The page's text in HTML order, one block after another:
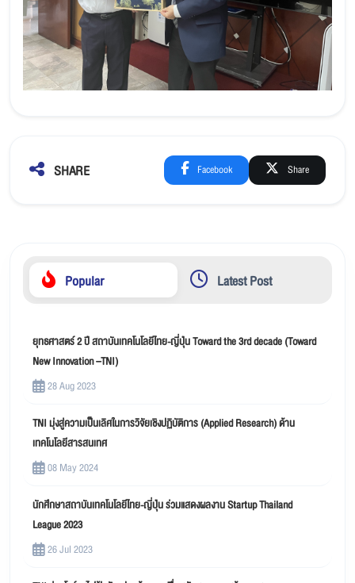
SHARE Facebook Share
Popular Latest Post
ยุทธศาสตร์ 2 ปี สถาบันเทคโนโลยีไทย-ญี่ปุ่น Toward the 3rd decade (Toward
New Innovation –TNI)
28 Aug 2023
TNI มุ่งสู่ความเป็นเลิศในการวิจัยเชิงปฏิบัติการ (Applied Research) ด้าน
เทคโนโลยีสารสนเทศ
08 May 2024
นักศึกษาสถาบันเทคโนโลยีไทย-ญี่ปุ่น ร่วมแสดงผลงาน Startup Thailand
League 2023
26 Jul 2023